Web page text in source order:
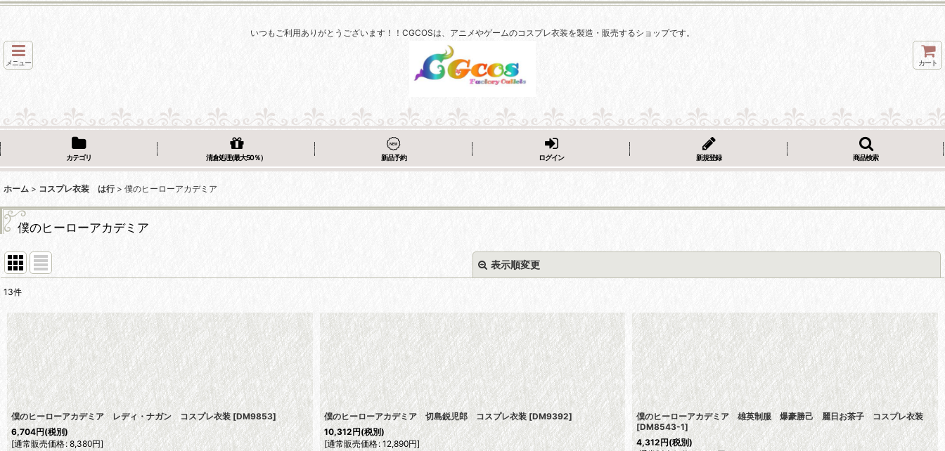
いつもご利用ありがとうございます！！CGCOSは、アニメやゲームのコスプレ衣装を製造・販売するショップです。
メニュー カート
カテゴリ 清倉処理(最大50％） 新品予約 ログイン 新規登録 商品検索
ホーム > コスプレ衣装 は行 > 僕のヒーローアカデミア
僕のヒーローアカデミア
表示順変更
並び順:
絞り込む
13件
僕のヒーローアカデミア レディ・ナガン コスプレ衣装 [DM9853]
6,704円(税別)
[通常販売価格: 8,380円]
僕のヒーローアカデミア 切島鋭児郎 コスプレ衣装 [DM9392]
10,312円(税別)
[通常販売価格: 12,890円]
僕のヒーローアカデミア 雄英制服 爆豪勝己 麗日お茶子 コスプレ衣装
[DM8543-1]
4,312円(税別)